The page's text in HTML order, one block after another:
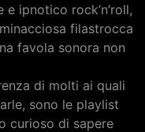
ipnotico rock’n’roll,
filastrocca
favola sonora non
di molti ai quali
sono le playlist
curioso di sapere